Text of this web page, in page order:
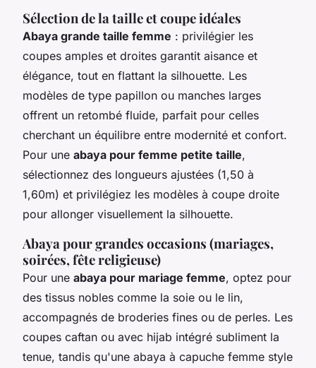
Sélection de la taille et coupe idéales
Abaya grande taille femme : privilégier les
coupes amples et droites garantit aisance et
élégance, tout en flattant la silhouette. Les
modèles de type papillon ou manches larges
offrent un retombé fluide, parfait pour celles
cherchant un équilibre entre modernité et confort.
Pour une abaya pour femme petite taille,
sélectionnez des longueurs ajustées (1,50 à
1,60m) et privilégiez les modèles à coupe droite
pour allonger visuellement la silhouette.
Abaya pour grandes occasions (mariages,
soirées, fête religieuse)
Pour une abaya pour mariage femme, optez pour
des tissus nobles comme la soie ou le lin,
accompagnés de broderies fines ou de perles. Les
coupes caftan ou avec hijab intégré subliment la
tenue, tandis qu'une abaya à capuche femme style